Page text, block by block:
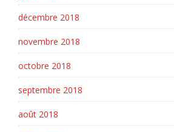
décembre 2018
novembre 2018
octobre 2018
septembre 2018
août 2018